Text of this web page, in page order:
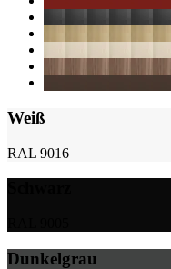
Weiß
RAL 9016
Dunkelgrau